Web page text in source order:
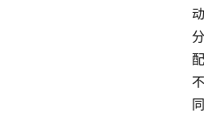
动
分
配
不
同